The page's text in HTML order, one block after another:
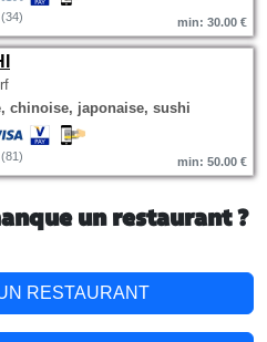
(34) min: 30.00 €
chinoise, japonaise, sushi
(81) min: 50.00 €
un restaurant ?
RESTAURANT